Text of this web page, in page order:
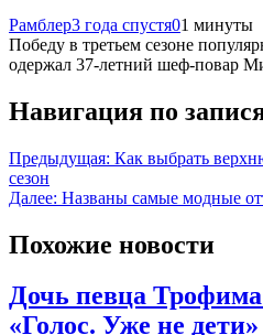
Рамблер3 года спустя01 минуты
Победу в третьем сезоне
одержал 37-летний шеф-повар
Навигация по
Предыдущая: Как выбрать
сезон
Далее: Названы самые модные
Похожие новости
Дочь певца
«Голос. Уже не дети»